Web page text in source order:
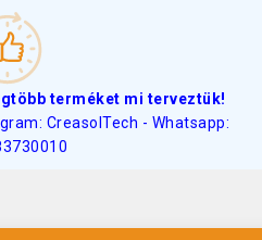
terméket mi terveztük!
CreasolTech - Whatsapp: